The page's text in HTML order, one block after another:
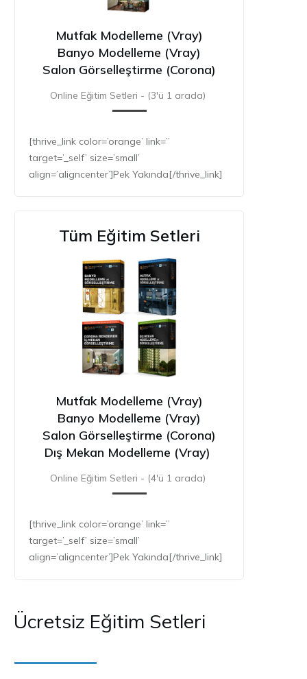
Mutfak Modelleme (Vray)
Banyo Modelleme (Vray)
Salon Görselleştirme (Corona)
Online Eğitim Setleri - (3'ü 1 arada)
[thrive_link color=’orange’ link=”
target=’_self’ size=’small’
align=’aligncenter’]Pek Yakında[/thrive_link]
Tüm Eğitim Setleri
Mutfak Modelleme (Vray)
Banyo Modelleme (Vray)
Salon Görselleştirme (Corona)
Dış Mekan Modelleme (Vray)
Online Eğitim Setleri - (4'ü 1 arada)
[thrive_link color=’orange’ link=”
target=’_self’ size=’small’
align=’aligncenter’]Pek Yakında[/thrive_link]
Ücretsiz Eğitim Setleri